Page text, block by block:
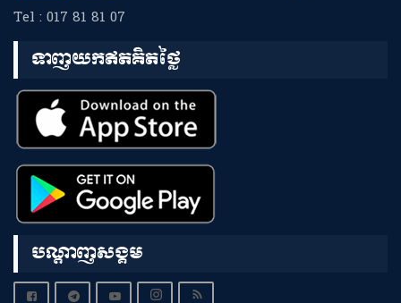
Tel : 017 81 81 07
ទាញយកឥតគិតថ្លៃ
បណ្តាញសង្គម